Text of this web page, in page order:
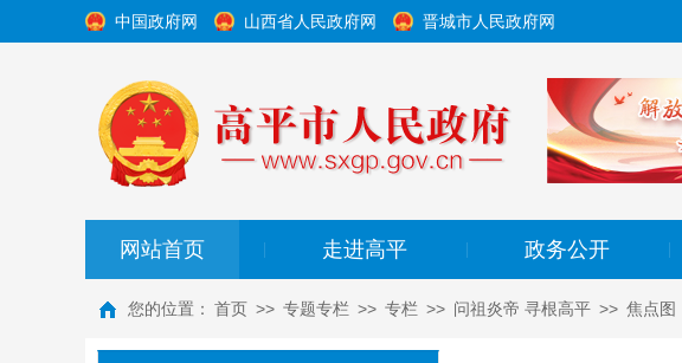
中国政府网 山西省人民政府网 晋城市人民政府网
网站首页 走进高平 政务公开
您的位置： 首页 >> 专题专栏 >> 专栏 >> 问祖炎帝 寻根高平 >> 焦点图